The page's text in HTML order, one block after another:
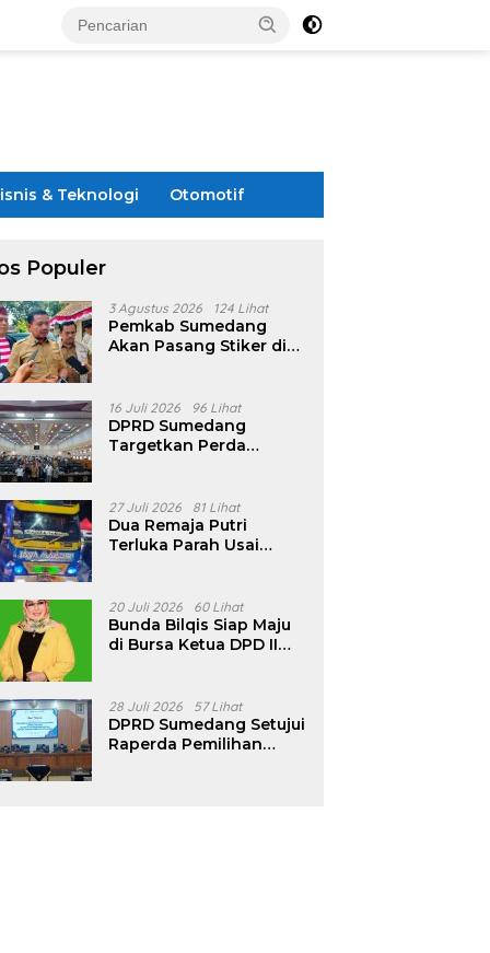
& Teknologi Otomotif
Populer
3 Agustus 2026 124 Lihat
Pemkab Sumedang
Akan Pasang Stiker di
16 Juli 2026 96 Lihat
DPRD Sumedang
Targetkan Perda
Pencalonan Diperjelas
27 Juli 2026 81 Lihat
Dua Remaja Putri
Terluka Parah Usai
Tanjungsari Sumedang
20 Juli 2026 60 Lihat
Bunda Bilqis Siap Maju
di Bursa Ketua DPD II
28 Juli 2026 57 Lihat
DPRD Sumedang Setujui
Raperda Pemilihan